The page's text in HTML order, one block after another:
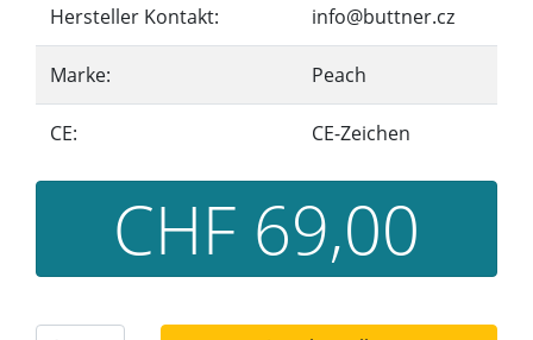
Hersteller Kontakt: info@buttner.cz
Marke: Peach
CE: CE-Zeichen
CHF 69,00